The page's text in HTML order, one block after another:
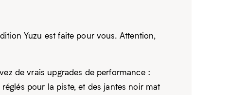
Yuzu est faite pour vous. Attention,
de vrais upgrades de performance :
pour la piste, et des jantes noir mat